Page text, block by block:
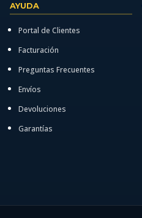
AYUDA
Portal de Clientes
Facturación
Preguntas Frecuentes
Envíos
Devoluciones
Garantías